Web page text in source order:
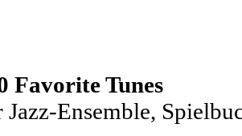
Favorite Tunes
Ensemble,